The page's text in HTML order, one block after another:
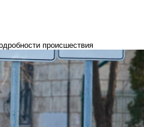
происшествия